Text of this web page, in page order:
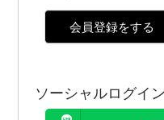
会員登録をする
ソーシャルログイン